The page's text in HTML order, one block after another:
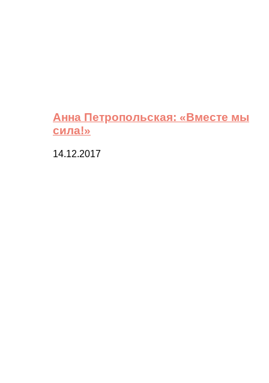
Анна Петропольская: «Вместе мы
сила!»
14.12.2017